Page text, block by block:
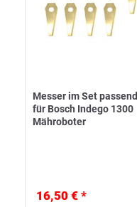
Messer im Set passend
für Bosch Indego 1300
Mähroboter
16,50 € *